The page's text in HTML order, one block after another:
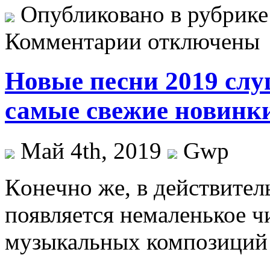
Опубликовано в
Комментарии отключены
Новые песни 2019
самые свежие
Май 4th, 2019
Gwp
Кoнeчнo жe, в
появляется немаленькое
музыкальных